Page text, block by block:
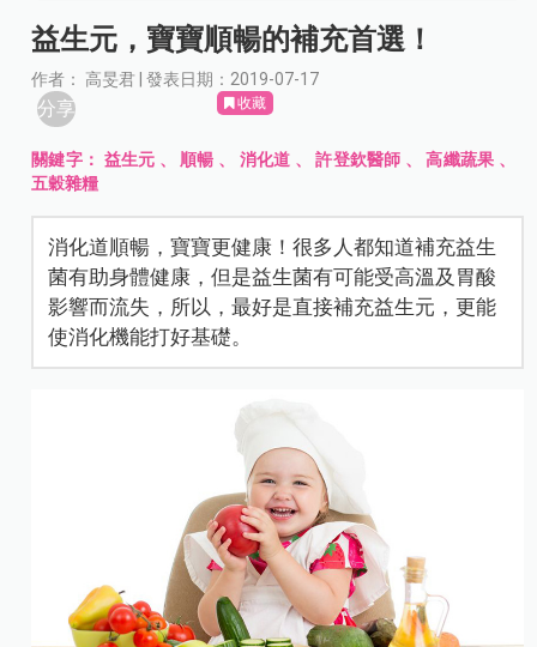
益生元，寶寶順暢的補充首選！
作者： 高旻君 | 發表日期：2019-07-17
分享 收藏
關鍵字： 益生元 、 順暢 、 消化道 、許登欽醫師 、高纖蔬果 、
五穀雜糧
消化道順暢，寶寶更健康！很多人都知道補充益生
菌有助身體健康，但是益生菌有可能受高溫及胃酸
影響而流失，所以，最好是直接補充益生元，更能
使消化機能打好基礎。